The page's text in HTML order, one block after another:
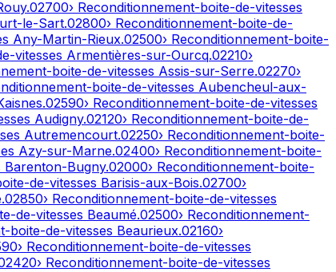
.02700› Reconditionnement-boite-de-vitesses
le-Sart.02800› Reconditionnement-boite-de-
Any-Martin-Rieux.02500› Reconditionnement-boite-
vitesses Armentières-sur-Ourcq.02210›
boite-de-vitesses Assis-sur-Serre.02270›
boite-de-vitesses Aubencheul-aux-
.02590› Reconditionnement-boite-de-vitesses
Audigny.02120› Reconditionnement-boite-de-
Autremencourt.02250› Reconditionnement-boite-
Azy-sur-Marne.02400› Reconditionnement-boite-
Barenton-Bugny.02000› Reconditionnement-boite-
de-vitesses Barisis-aux-Bois.02700›
.02850› Reconditionnement-boite-de-vitesses
de-vitesses Beaumé.02500› Reconditionnement-
boite-de-vitesses Beaurieux.02160›
› Reconditionnement-boite-de-vitesses
› Reconditionnement-boite-de-vitesses